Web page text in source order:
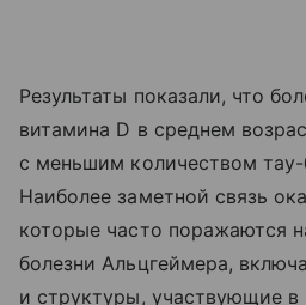
Результаты показали, что
витамина D в среднем
с меньшим количеством тау-
Наиболее заметной связь
которые часто поражаются
болезни Альцгеймера,
и структуры, участвующие в